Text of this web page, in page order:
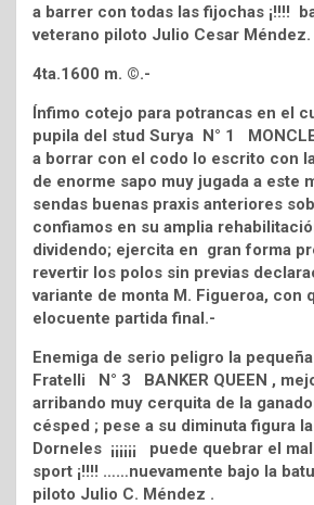
a barrer con todas las fijochas ¡!!!!
veterano piloto Julio Cesar
4ta.1600 m. ©.-
Ínfimo cotejo para potrancas en el
pupila del stud Surya N° 1
a borrar con el codo lo escrito con
de enorme sapo muy jugada a este
sendas buenas praxis anteriores
confiamos en su amplia
dividendo; ejercita en gran forma
revertir los polos sin previas
variante de monta M. Figueroa, con
elocuente partida final.-
Enemiga de serio peligro la
Fratelli N° 3 BANKER QUEEN ,
arribando muy cerquita de la
césped ; pese a su diminuta figura
Dorneles ¡¡¡¡¡¡ puede quebrar el
sport ¡!!!! ……nuevamente bajo la
piloto Julio C. Méndez .